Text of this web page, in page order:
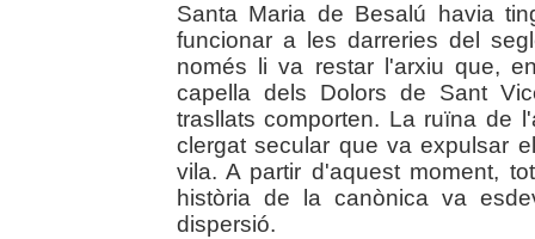
Santa Maria de Besalú havia
funcionar a les darreries del
només li va restar l'arxiu que,
capella dels Dolors de Sant
trasllats comporten. La ruïna de
clergat secular que va expulsar
vila. A partir d'aquest moment,
història de la canònica va
dispersió.